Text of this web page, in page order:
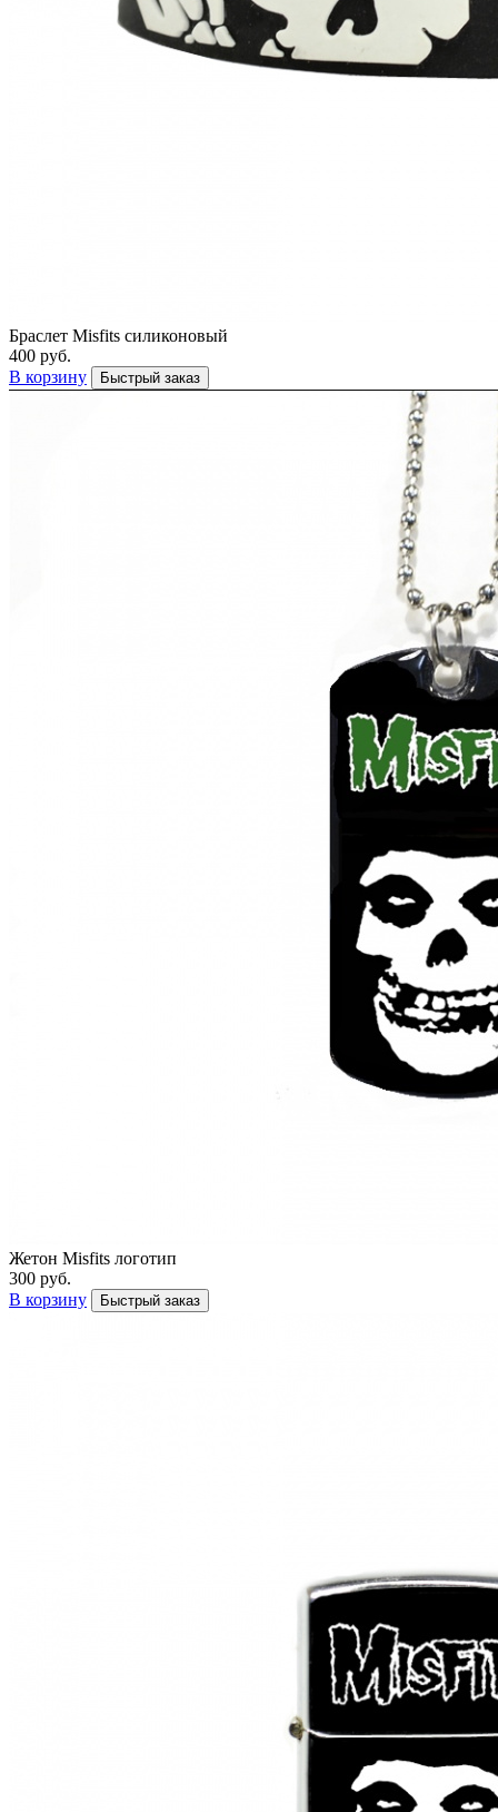
Браслет Misfits силиконовый
400 руб.
В корзину
Быстрый заказ
Жетон Misfits логотип
300 руб.
В корзину
Быстрый заказ